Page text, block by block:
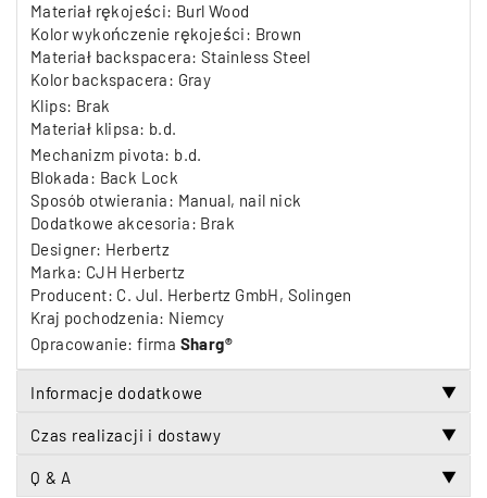
Materiał rękojeści: Burl Wood
Kolor wykończenie rękojeści: Brown
Materiał backspacera: Stainless Steel
Kolor backspacera: Gray
Klips: Brak
Materiał klipsa: b.d.
Mechanizm pivota: b.d.
Blokada: Back Lock
Sposób otwierania: Manual, nail nick
Dodatkowe akcesoria: Brak
Designer: Herbertz
Marka: CJH Herbertz
Producent: C. Jul. Herbertz GmbH, Solingen
Kraj pochodzenia: Niemcy
Opracowanie: firma Sharg®
Informacje dodatkowe ▼
Czas realizacji i dostawy ▼
Q & A ▼